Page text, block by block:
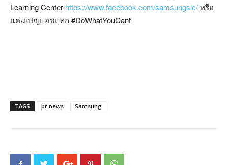
Learning Center https://www.facebook.com/samsungslc/หรือ
แคมเปญแฮชแทก #DoWhatYouCant
TAGS pr news Samsung